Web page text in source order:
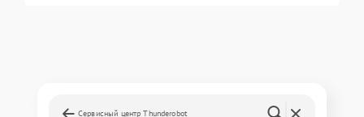
Сервисный центр Thunderobot